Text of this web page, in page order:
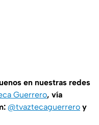
en nuestras redes
Guerrero, vía
@tvaztecaguerrero y